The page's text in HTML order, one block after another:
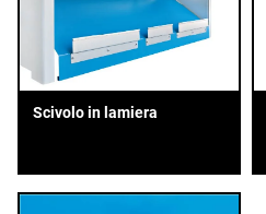
Scivolo in lamiera